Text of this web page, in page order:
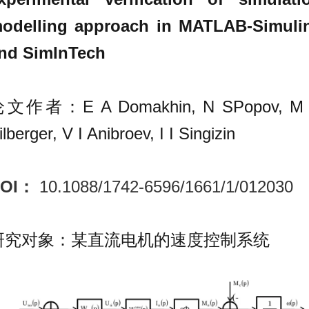
approach in MATLAB-
SimInTech
文作者：E A Domakhin, N SPopov, M
V I Anibroev, I I Singizin
： 10.1088/1742-6596/1661/1/012030
究对象： 某直流电机的速度控制系统